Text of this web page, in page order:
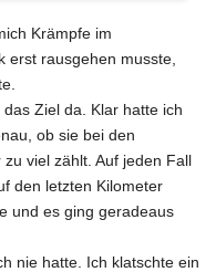
Krämpfe im
erst rausgehen musste,
Ziel da. Klar hatte ich
ob sie bei den
viel zählt. Auf jeden Fall
den letzten Kilometer
und es ging geradeaus
nie hatte. Ich klatschte ein